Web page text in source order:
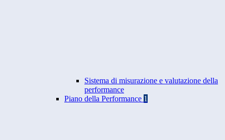
Sistema di misurazione e valutazione della
performance
Piano della Performance 1